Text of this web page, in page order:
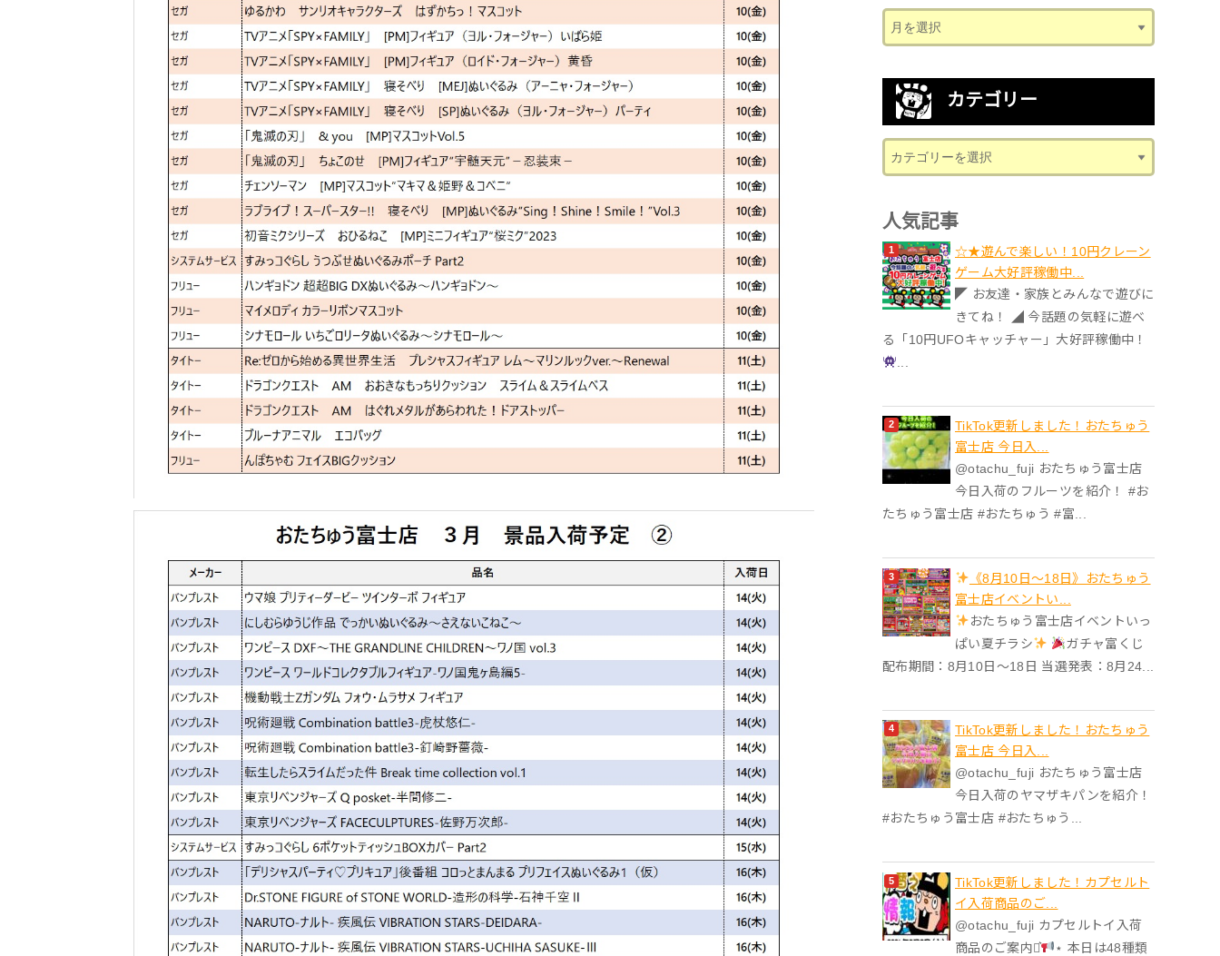
カテゴリー
人気記事
☆★遊んで楽しい！10円クレーン
ゲーム大好評稼働中...
◤ お友達・家族とみんなで遊びに
きてね！ ◢ 今話題の気軽に遊べ
る「10円UFOキャッチャー」大好評稼働中！
TikTok更新しました！おたちゅう
富士店 今日入...
@otachu_fuji おたちゅう富士店
今日入荷のフルーツを紹介！ #お
たちゅう富士店 #おたちゅう #富...
《8月10日～18日》おたちゅう
富士店イベントい...
おたちゅう富士店イベントいっ
ぱい夏チラシ
ガチャ富くじ
配布期間：8月10日～18日 当選発表：8月24...
TikTok更新しました！おたちゅう
富士店 今日入...
@otachu_fuji おたちゅう富士店
今日入荷のヤマザキパンを紹介！
#おたちゅう富士店 #おたちゅう...
TikTok更新しました！カプセルト
イ入荷商品のご...
@otachu_fuji カプセルトイ入荷
商品のご案内⋆͛
⋆ 本日は48種類